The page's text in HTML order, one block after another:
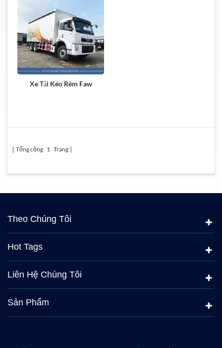
Xe Tải Kéo Rèm Faw
Tổng cộng 1 Trang
Theo Chúng Tôi
Hot Tags
Liên Hệ Chúng Tôi
Sản Phẩm